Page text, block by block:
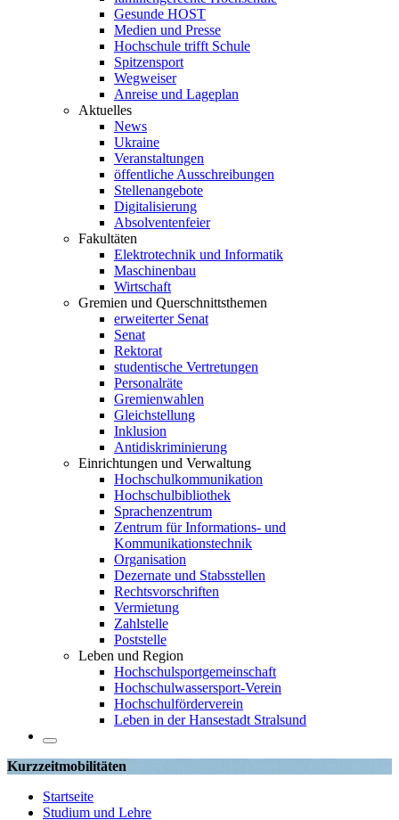
Gesunde HOST
Medien und Presse
Hochschule trifft Schule
Spitzensport
Wegweiser
Anreise und Lageplan
Aktuelles
News
Ukraine
Veranstaltungen
öffentliche Ausschreibungen
Stellenangebote
Digitalisierung
Absolventenfeier
Fakultäten
Elektrotechnik und Informatik
Maschinenbau
Wirtschaft
Gremien und Querschnittsthemen
erweiterter Senat
Senat
Rektorat
studentische Vertretungen
Personalräte
Gremienwahlen
Gleichstellung
Inklusion
Antidiskriminierung
Einrichtungen und Verwaltung
Hochschulkommunikation
Hochschulbibliothek
Sprachenzentrum
Zentrum für Informations- und
Kommunikationstechnik
Organisation
Dezernate und Stabsstellen
Rechtsvorschriften
Vermietung
Zahlstelle
Poststelle
Leben und Region
Hochschulsportgemeinschaft
Hochschulwassersport-Verein
Hochschulförderverein
Leben in der Hansestadt Stralsund
Kurzzeitmobilitäten
Startseite
Studium und Lehre